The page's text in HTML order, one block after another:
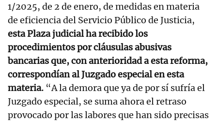
1/2025, de 2 de enero, de medidas en materia
de eficiencia del Servicio Público de Justicia,
esta Plaza judicial ha recibido los
procedimientos por cláusulas abusivas
bancarias que, con anterioridad a esta reforma,
correspondían al Juzgado especial en esta
materia. “A la demora que ya de por sí sufría el
Juzgado especial, se suma ahora el retraso
provocado por las labores que han sido precisas